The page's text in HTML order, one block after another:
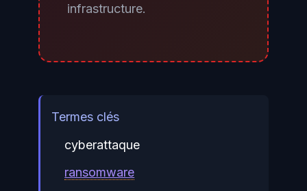
infrastructure.
Termes clés
cyberattaque
ransomware